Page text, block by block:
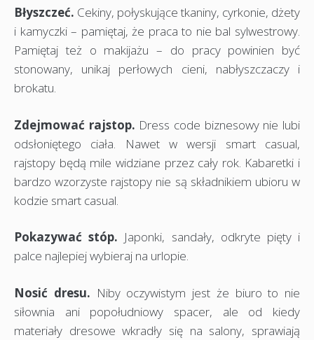
Błyszczeć. Cekiny, połyskujące tkaniny, cyrkonie, dżety
i kamyczki – pamiętaj, że praca to nie bal sylwestrowy.
Pamiętaj też o makijażu – do pracy powinien być
stonowany, unikaj perłowych cieni, nabłyszczaczy i
brokatu.
Zdejmować rajstop. Dress code biznesowy nie lubi
odsłoniętego ciała. Nawet w wersji smart casual,
rajstopy będą mile widziane przez cały rok. Kabaretki i
bardzo wzorzyste rajstopy nie są składnikiem ubioru w
kodzie smart casual.
Pokazywać stóp. Japonki, sandały, odkryte pięty i
palce najlepiej wybieraj na urlopie.
Nosić dresu. Niby oczywistym jest że biuro to nie
siłownia ani popołudniowy spacer, ale od kiedy
materiały dresowe wkradły się na salony, sprawiają